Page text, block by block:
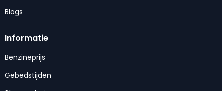
Blogs
Informatie
Benzineprijs
Gebedstijden